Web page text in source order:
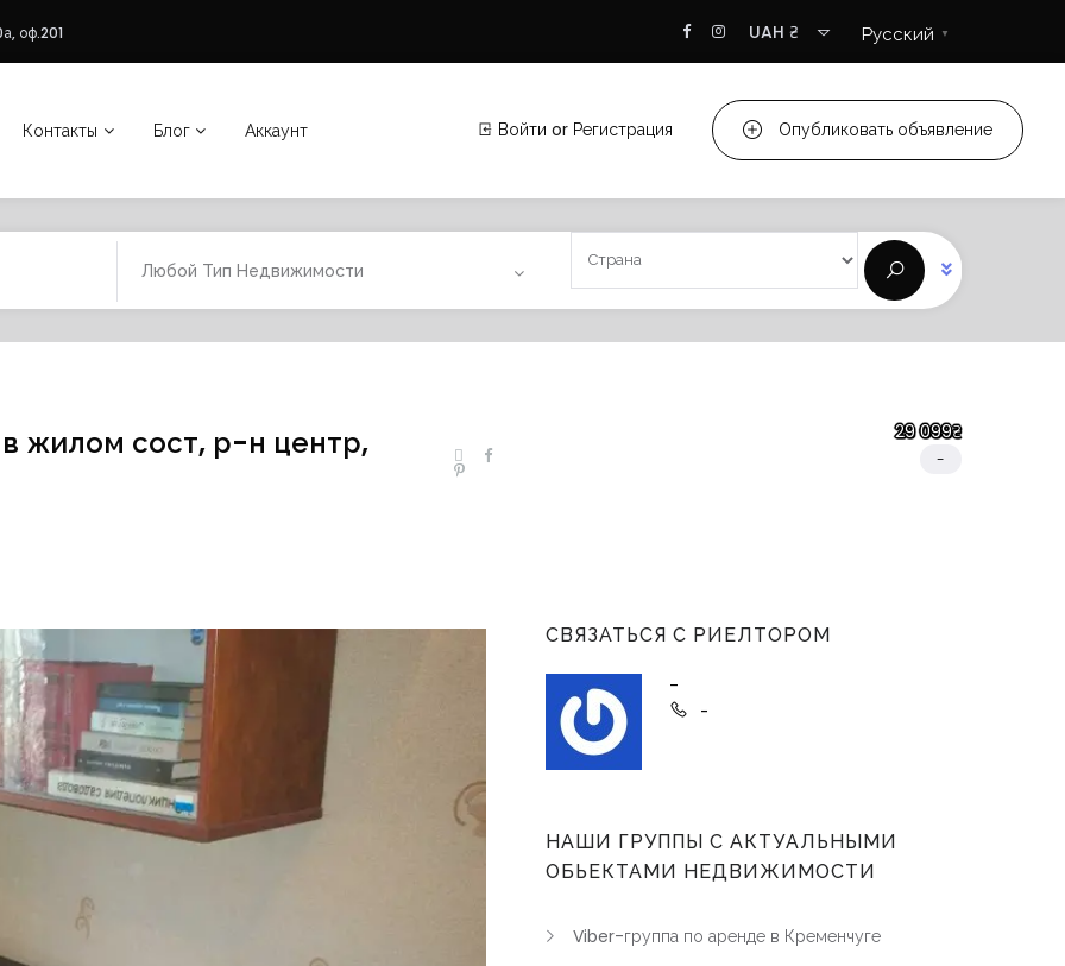
оф.201 UAH ₴ Русский ▼
Контакты Блог Аккаунт Войти or Регистрация Опубликовать объявление
Любой Тип Недвижимости
жилом сост, р-н центр, 29 099₴
-
СВЯЗАТЬСЯ С РИЕЛТОРОМ
-
-
НАШИ ГРУППЫ С АКТУАЛЬНЫМИ
ОБЬЕКТАМИ НЕДВИЖИМОСТИ
Viber-группа по аренде в Кременчуге